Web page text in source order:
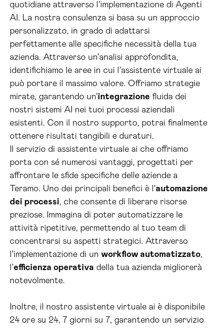
quotidiane attraverso l’implementazione di Agenti
AI. La nostra consulenza si basa su un approccio
personalizzato, in grado di adattarsi
perfettamente alle specifiche necessità della tua
azienda. Attraverso un’analisi approfondita,
identifichiamo le aree in cui l’assistente virtuale ai
può portare il massimo valore. Offriamo strategie
mirate, garantendo un’integrazione fluida dei
nostri sistemi AI nei tuoi processi aziendali
esistenti. Con il nostro supporto, potrai finalmente
ottenere risultati tangibili e duraturi.
Il servizio di assistente virtuale ai che offriamo
porta con sé numerosi vantaggi, progettati per
affrontare le sfide specifiche delle aziende a
Teramo. Uno dei principali benefici è l’automazione
dei processi, che consente di liberare risorse
preziose. Immagina di poter automatizzare le
attività ripetitive, permettendo al tuo team di
concentrarsi su aspetti strategici. Attraverso
l’implementazione di un workflow automatizzato,
l’efficienza operativa della tua azienda migliorerà
notevolmente.
Inoltre, il nostro assistente virtuale ai è disponibile
24 ore su 24, 7 giorni su 7, garantendo un servizio